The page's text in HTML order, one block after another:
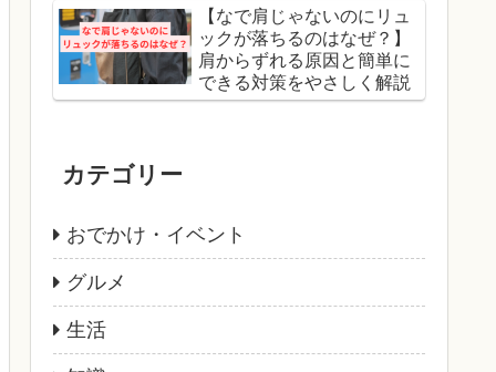
【なで肩じゃないのにリュ
ックが落ちるのはなぜ？】
肩からずれる原因と簡単に
できる対策をやさしく解説
カテゴリー
おでかけ・イベント
グルメ
生活